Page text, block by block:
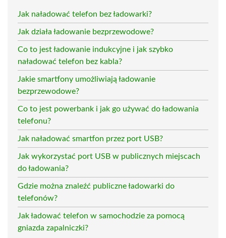
Jak naładować telefon bez ładowarki?
Jak działa ładowanie bezprzewodowe?
Co to jest ładowanie indukcyjne i jak szybko
naładować telefon bez kabla?
Jakie smartfony umożliwiają ładowanie
bezprzewodowe?
Co to jest powerbank i jak go używać do ładowania
telefonu?
Jak naładować smartfon przez port USB?
Jak wykorzystać port USB w publicznych miejscach
do ładowania?
Gdzie można znaleźć publiczne ładowarki do
telefonów?
Jak ładować telefon w samochodzie za pomocą
gniazda zapalniczki?